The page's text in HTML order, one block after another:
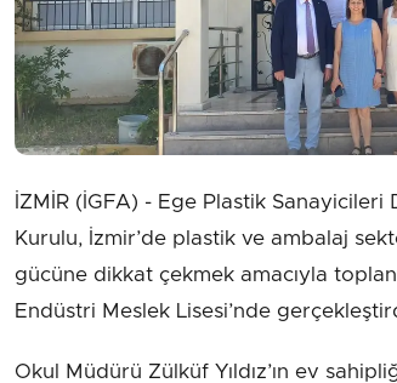
İZMİR (İGFA) - Ege Plastik Sanayicileri
Kurulu, İzmir’de plastik ve ambalaj
gücüne dikkat çekmek amacıyla
Endüstri Meslek Lisesi’nde
Okul Müdürü Zülküf Yıldız’ın ev